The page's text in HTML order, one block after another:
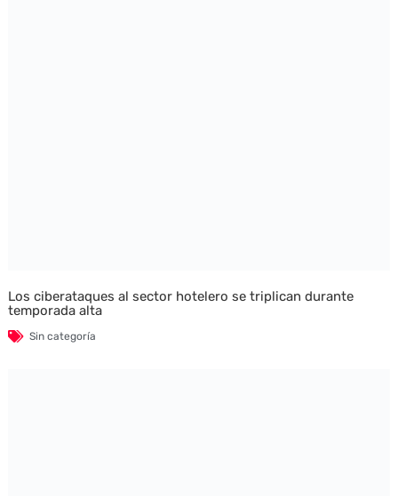
Los ciberataques al sector hotelero se triplican durante
temporada alta
Sin categoría